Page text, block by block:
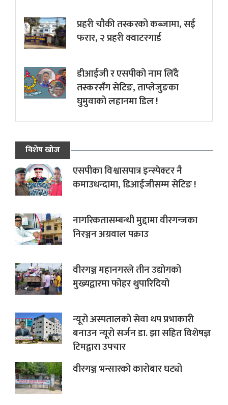
प्रहरी चौकी तस्करको कब्जामा, सई
फरार, २ प्रहरी क्वाटरगार्ड
डीआईजी र एसपीको नाम लिँदै
तस्करसँग सेटिङ, ताप्लेजुङका
घुमुवाको लहानमा डिल !
विशेष खोज
एसपीका विश्वासपात्र इन्स्पेक्टर नै
कमाउधन्दामा, डिआईजीसम्म सेटिङ !
नागरिकतासम्बन्धी मुद्दामा वीरगन्जका
निरञ्जन अग्रवाल पक्राउ
वीरगञ्ज महानगरले तीन उद्योगको
मुख्यद्वारमा फोहर थुपारिदियो
न्यूरो अस्पतालको सेवा थप प्रभाकारी
बनाउन न्यूरो सर्जन डा. झा सहित विशेषज्ञ
टिमद्वारा उपचार
वीरगञ्ज भन्सारको कारोबार घट्यो